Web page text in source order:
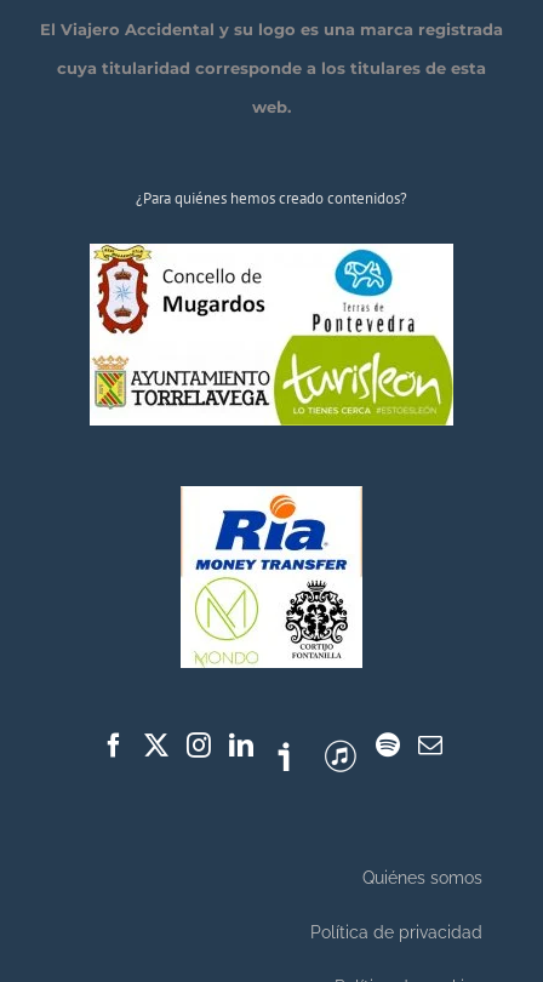
El Viajero Accidental y su logo es una marca registrada
cuya titularidad corresponde a los titulares de esta
web.
¿Para quiénes hemos creado contenidos?
Quiénes somos
Política de privacidad